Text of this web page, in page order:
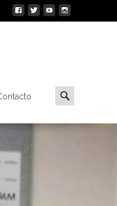
Buscar
por: